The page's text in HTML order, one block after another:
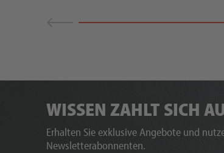
WISSEN ZAHLT SICH
Erhalten Sie exklusive Angebote und
Newsletterabonnenten.